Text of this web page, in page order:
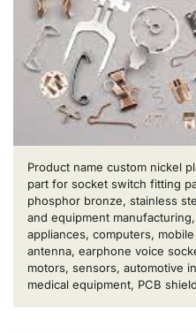
Product name custom nickel
part for socket switch fitting
phosphor bronze, stainless
and equipment
appliances, computers,
antenna, earphone voice
motors, sensors, automotive
medical equipment, PCB